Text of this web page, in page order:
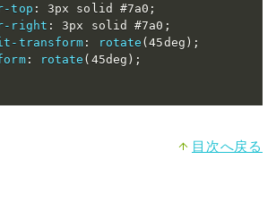
top : 3px solid #7a0 ;
right : 3px solid #7a0 ;
transform : rotate (45deg ) ;
: rotate ( 45deg ) ;
目次へ戻る